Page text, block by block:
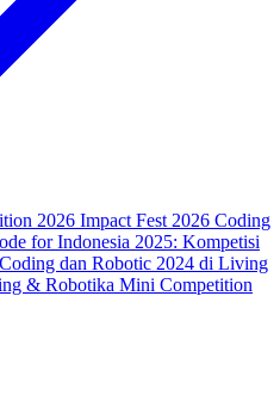
2026 Impact Fest 2026 Coding
for Indonesia 2025: Kompetisi
dan Robotic 2024 di Living
& Robotika Mini Competition